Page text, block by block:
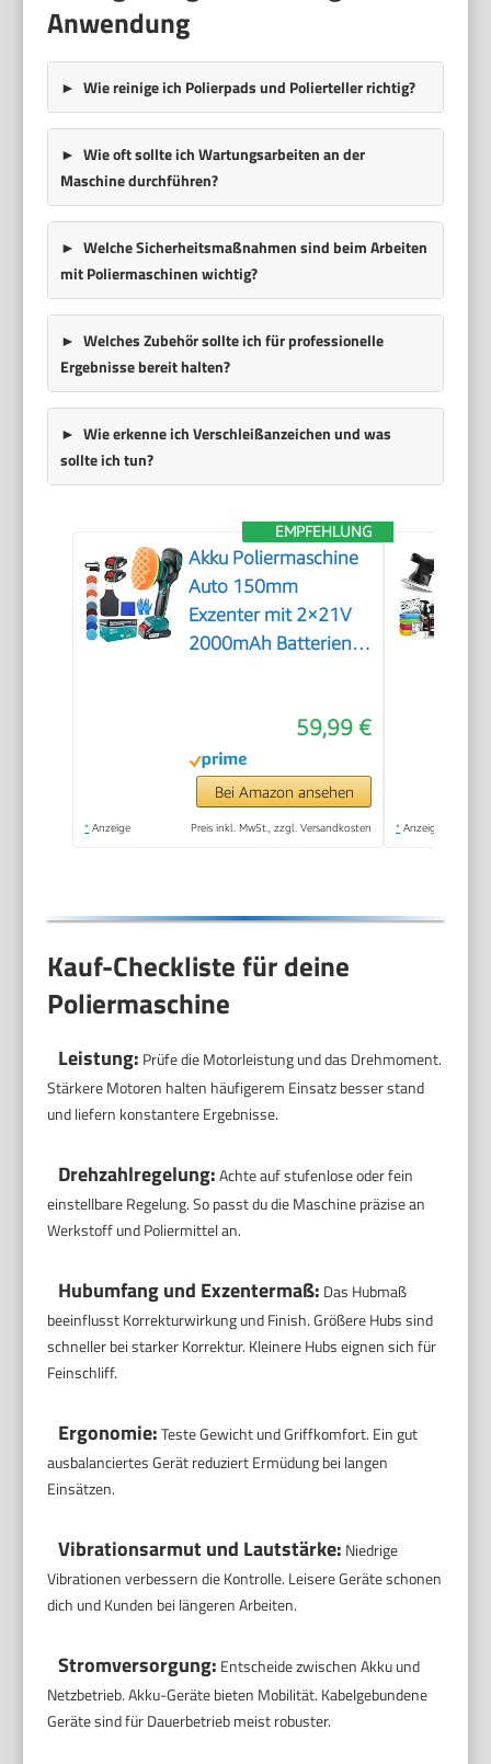
Anwendung
Wie reinige ich Polierpads und Polierteller richtig?
Wie oft sollte ich Wartungsarbeiten an der
Maschine durchführen?
Welche Sicherheitsmaßnahmen sind beim Arbeiten
mit Poliermaschinen wichtig?
Welches Zubehör sollte ich für professionelle
Ergebnisse bereit halten?
Wie erkenne ich Verschleißanzeichen und was
sollte ich tun?
EMPFEHLUNG
Akku Poliermaschine
Auto 150mm
Exzenter mit 2×21V
2000mAh Batterien,
bis 5500RPM,
Kabellose Auto
poliermaschinen,
polishing machine
59,99 €
Bei Amazon ansehen
* Anzeige Preis inkl. MwSt., zzgl. Versandkosten * Anzeige
Kauf-Checkliste für deine
Poliermaschine
Leistung: Prüfe die Motorleistung und das Drehmoment.
Stärkere Motoren halten häufigerem Einsatz besser stand
und liefern konstantere Ergebnisse.
Drehzahlregelung:Achte auf stufenlose oder fein
einstellbare Regelung. So passt du die Maschine präzise an
Werkstoff und Poliermittel an.
Hubumfang und Exzentermaß: Das Hubmaß
beeinflusst Korrekturwirkung und Finish. Größere Hubs sind
schneller bei starker Korrektur. Kleinere Hubs eignen sich für
Feinschliff.
Ergonomie:Teste Gewicht und Griffkomfort. Ein gut
ausbalanciertes Gerät reduziert Ermüdung bei langen
Einsätzen.
Vibrationsarmut und Lautstärke: Niedrige
Vibrationen verbessern die Kontrolle. Leisere Geräte schonen
dich und Kunden bei längeren Arbeiten.
Stromversorgung: Entscheide zwischen Akku und
Netzbetrieb. Akku-Geräte bieten Mobilität. Kabelgebundene
Geräte sind für Dauerbetrieb meist robuster.